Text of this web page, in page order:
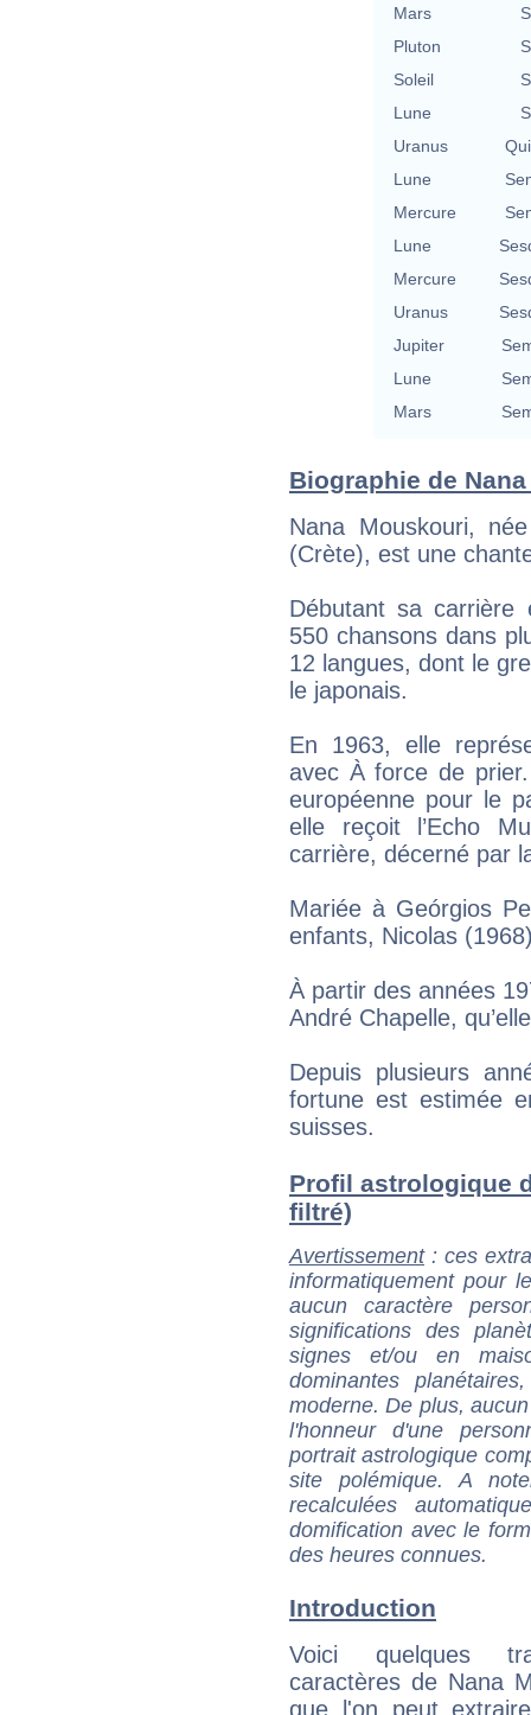
Mars
Pluton
Soleil
Lune
Uranus
Lune
Mercure
Lune
Mercure
Uranus
Jupiter
Lune
Mars
Biographie de
Nana Mouskouri,
(Crète), est une
Débutant sa
550 chansons dans
12 langues, dont le
le japonais.
En 1963, elle
avec À force de
européenne pour le
elle reçoit l’Echo
carrière, décerné par
Mariée à Geórgios
enfants, Nicolas
À partir des années
André Chapelle,
Depuis plusieurs
fortune est estimée
suisses.
Profil astrologique
filtré)
Avertissement: ces
informatiquement pour
aucun caractère
significations des
signes et/ou en
dominantes
moderne. De plus,
l'honneur d'une
portrait astrologique
site polémique. A
recalculées
domification avec le
des heures connues.
Introduction
Voici quelques
caractères de Nana
que l'on peut